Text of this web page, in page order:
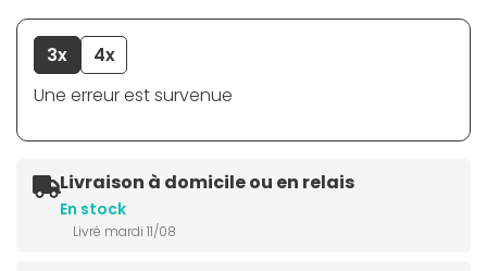
3x
4x
Une erreur est survenue
Livraison à domicile ou en relais
En stock
Livré mardi 11/08